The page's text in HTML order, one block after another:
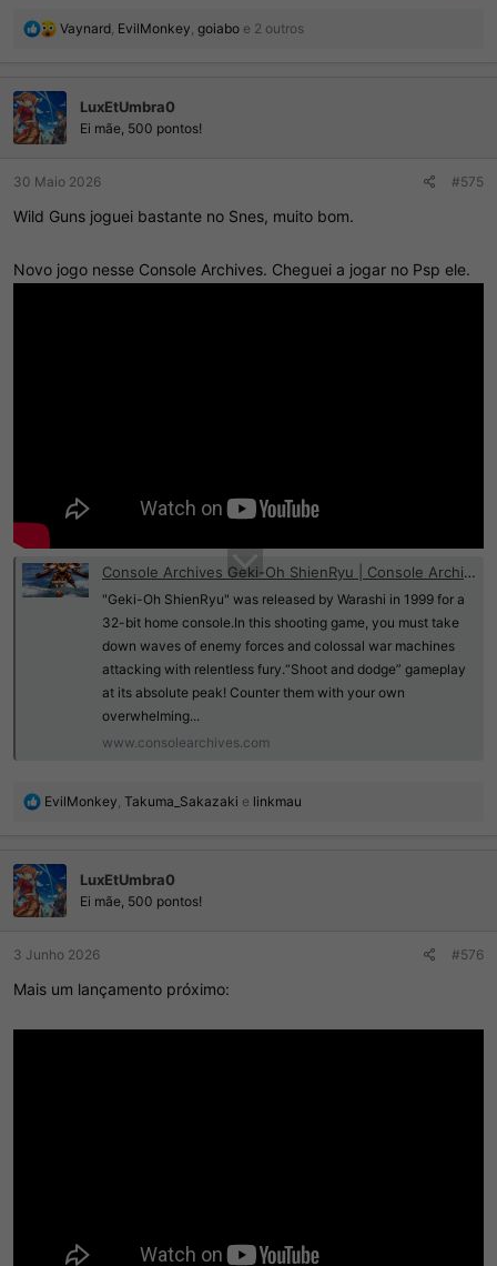
R
ç
õ
e
s
Vaynard, EvilMonkey, goiabo e 2 outros
LuxEtUmbra0
Ei mãe, 500 pontos!
30 Maio 2026 #575
Wild Guns joguei bastante no Snes, muito bom.
Novo jogo nesse Console Archives. Cheguei a jogar no Psp ele.
Console Archives Geki-Oh ShienRyu | Console Archives | HAMSTER Corporation
"Geki-Oh ShienRyu" was released by Warashi in 1999 for a
32-bit home console.In this shooting game, you must take
down waves of enemy forces and colossal war machines
attacking with relentless fury.“Shoot and dodge” gameplay
at its absolute peak! Counter them with your own
overwhelming...
www.consolearchives.com
R
ç
õ
e
s
EvilMonkey, Takuma_Sakazaki e linkmau
LuxEtUmbra0
Ei mãe, 500 pontos!
3 Junho 2026 #576
Mais um lançamento próximo: